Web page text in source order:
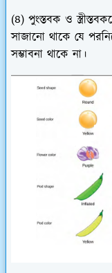
(৪) পুংস্তবক ও
সাজানো থাকে যে
সম্ভাবনা থাকে না।